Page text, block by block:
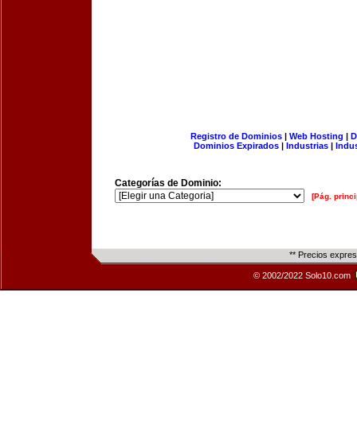
Registro de Dominios| Web Hosting |
Dominios Expirados | Industrias |
Categorías de Dominio:
[Pág.
** Precios
© 2002/2022 Solo10.com